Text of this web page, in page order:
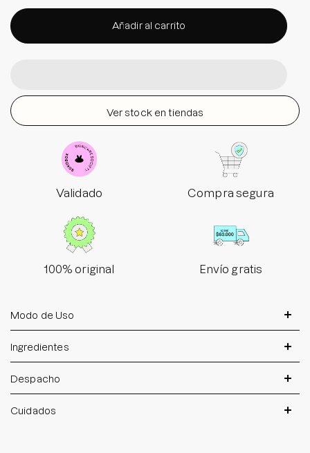
Añadir al carrito
Ver stock en tiendas
Validado Compra segura
100% original Envío gratis
Modo de Uso
Ingredientes
Despacho
Cuidados